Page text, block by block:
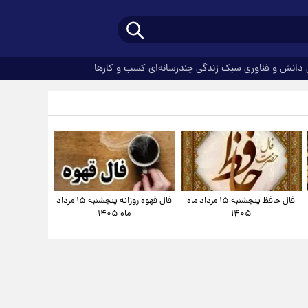
دانش و فناوری سبک زندگیچندرسانه‌ای کسب و کارها
فال حافظ پنجشنبه ۱۵ مرداد ماه
۱۴۰۵
فال قهوه روزانه پنجشنبه ۱۵ مرداد
ماه ۱۴۰۵